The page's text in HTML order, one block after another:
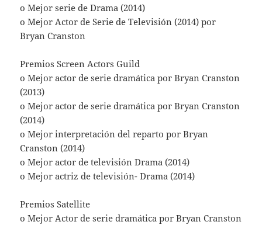
o Mejor serie de Drama (2014)
o Mejor Actor de Serie de Televisión (2014) por
Bryan Cranston
Premios Screen Actors Guild
o Mejor actor de serie dramática por Bryan Cranston
(2013)
o Mejor actor de serie dramática por Bryan Cranston
(2014)
o Mejor interpretación del reparto por Bryan
Cranston (2014)
o Mejor actor de televisión Drama (2014)
o Mejor actriz de televisión- Drama (2014)
Premios Satellite
o Mejor Actor de serie dramática por Bryan Cranston